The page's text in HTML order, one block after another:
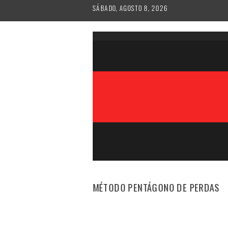
to
SÁBADO, AGOSTO 8, 2026
MÉTODO PENTÁGONO DE PERDAS